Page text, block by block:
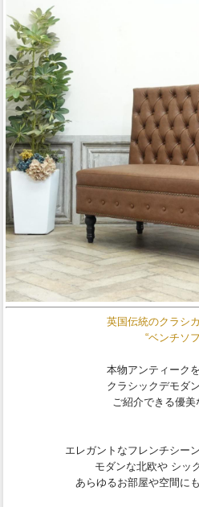
英国伝統のクラシ
“ベンチソ
本物アンティーク
クラシックデモダ
ご紹介できる優
エレガントなフレンチシー
モダンな北欧や シッ
あらゆるお部屋や空間に